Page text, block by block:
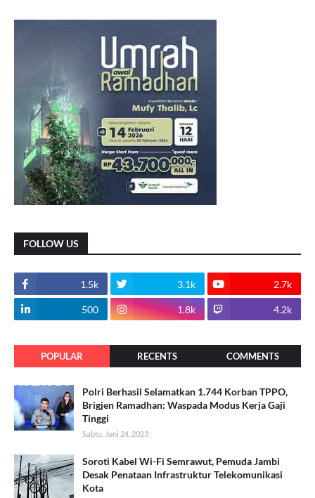
FOLLOW US
1.5k 3.1k 2.7k
500 1.8k 4.2k
POPULAR RECENTS COMMENTS
Polri Berhasil Selamatkan 1.744 Korban TPPO,
Brigjen Ramadhan: Waspada Modus Kerja Gaji
Tinggi
Sabtu, Juni 24, 2023
Soroti Kabel Wi-Fi Semrawut, Pemuda Jambi
Desak Penataan Infrastruktur Telekomunikasi
Kota